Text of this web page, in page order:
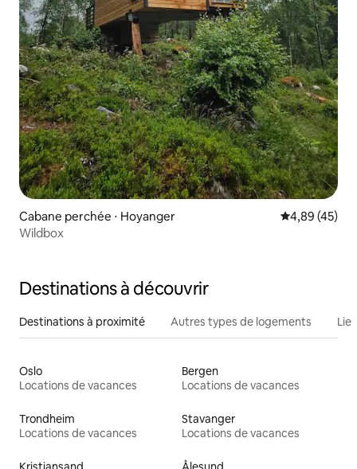
Cabane perchée ⋅ Hoyanger Évaluation
4,89 (45)
Wildbox
Destinations à découvrir
Destinations à proximité Autres types de logements
Oslo
Locations de vacances
Bergen
Locations de vacances
Trondheim
Locations de vacances
Stavanger
Locations de vacances